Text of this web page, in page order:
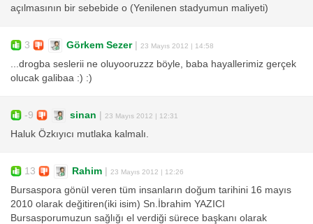
açılmasının bir sebebide o (Yenilenen stadyumun maliyeti)
3 Görkem Sezer| 23 Mayıs 2012 | 14:58
...drogba seslerii ne oluyooruzzz böyle, baba hayallerimiz gerçek
olucak galibaa :) :)
-9 sinan | 23 Mayıs 2012 | 12:31
Haluk Özkıyıcı mutlaka kalmalı.
13 Rahim | 23 Mayıs 2012 | 12:26
Bursaspora gönül veren tüm insanların doğum tarihini 16 mayıs
2010 olarak değitiren(iki isim) Sn.İbrahim YAZICI
Bursasporumuzun sağlığı el verdiği sürece başkanı olarak